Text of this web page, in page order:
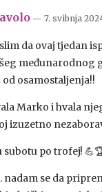
— 7. svibnja
da ovaj tjedan
međunarodnog
od osamostaljenja!!
Marko i hvala
izuzetno
subotu po trofej!
nadam se da